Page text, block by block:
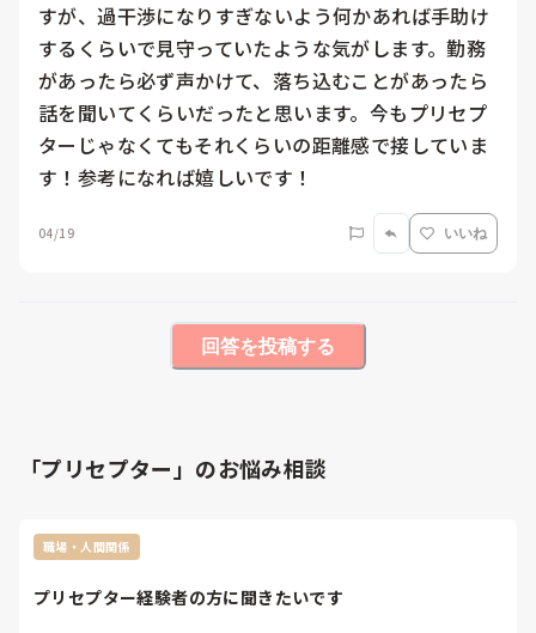
すが、過干渉になりすぎないよう何かあれば手助け
するくらいで見守っていたような気がします。勤務
があったら必ず声かけて、落ち込むことがあったら
話を聞いてくらいだったと思います。今もプリセプ
ターじゃなくてもそれくらいの距離感で接していま
す！参考になれば嬉しいです！
04/19 いいね
回答を投稿する
「プリセプター」のお悩み相談
職場・人間関係
プリセプター経験者の方に聞きたいです